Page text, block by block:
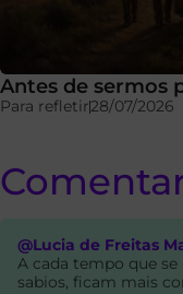
Antes de sermos
Para refletir28/07/2026
@Lucia de Freitas
A cada tempo que
sabios, ficam mais